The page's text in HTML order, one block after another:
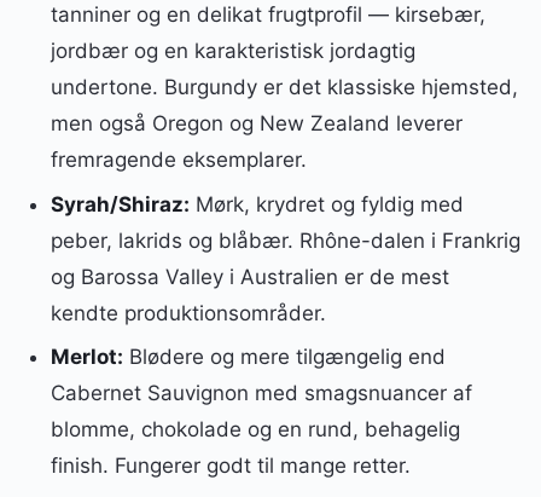
tanniner og en delikat frugtprofil — kirsebær,
jordbær og en karakteristisk jordagtig
undertone. Burgundy er det klassiske hjemsted,
men også Oregon og New Zealand leverer
fremragende eksemplarer.
Syrah/Shiraz: Mørk, krydret og fyldig med
peber, lakrids og blåbær. Rhône-dalen i Frankrig
og Barossa Valley i Australien er de mest
kendte produktionsområder.
Merlot: Blødere og mere tilgængelig end
Cabernet Sauvignon med smagsnuancer af
blomme, chokolade og en rund, behagelig
finish. Fungerer godt til mange retter.